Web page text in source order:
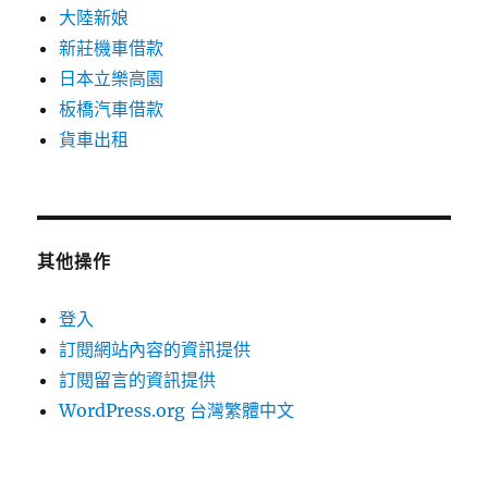
大陸新娘
新莊機車借款
日本立樂高園
板橋汽車借款
貨車出租
其他操作
登入
訂閱網站內容的資訊提供
訂閱留言的資訊提供
WordPress.org 台灣繁體中文